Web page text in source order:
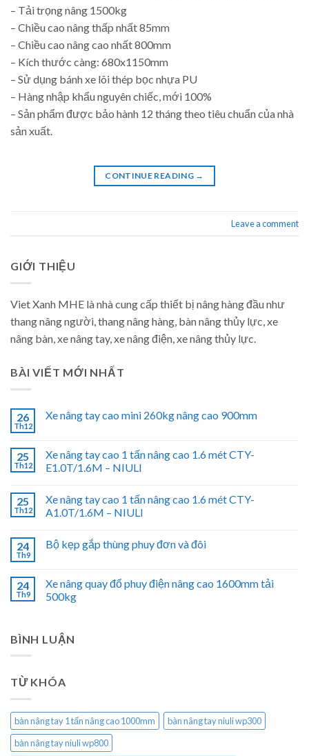
– Tải trọng nâng 1500kg
– Chiều cao nâng thấp nhất 85mm
– Chiều cao nâng cao nhất 800mm
– Kích thước càng: 680x1150mm
– Sử dụng bánh xe lõi thép bọc nhựa PU
– Hàng nhập khẩu nguyên chiếc, mới 100%
– Sản phẩm được bảo hành 12 tháng theo tiêu chuẩn của nhà
sản xuất.
CONTINUE READING →
Leave a comment
GIỚI THIỆU
Viet Xanh MHE là nhà cung cấp thiết bị nâng hàng đầu như
thang nâng người, thang nâng hàng, bàn nâng thủy lực, xe
nâng bàn, xe nâng tay, xe nâng điện, xe nâng thủy lực.
BÀI VIẾT MỚI NHẤT
26
Th12
Xe nâng tay cao mini 260kg nâng cao 900mm
25
Th12
Xe nâng tay cao 1 tấn nâng cao 1.6 mét CTY-
E1.0T/1.6M – NIULI
25
Th12
Xe nâng tay cao 1 tấn nâng cao 1.6 mét CTY-
A1.0T/1.6M – NIULI
24
Th9
Bộ kẹp gắp thùng phuy đơn và đôi
24
Th9
Xe nâng quay đổ phuy điện nâng cao 1600mm tải
500kg
BÌNH LUẬN
TỪ KHÓA
bàn nâng tay 1 tấn nâng cao 1000mm
bàn nâng tay niuli wp300
bàn nâng tay niuli wp800